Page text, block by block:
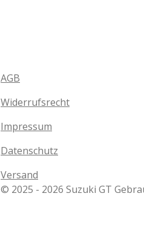
AGB
Widerrufsrecht
Impressum
Datenschutz
Versand
© 2025 - 2026 Suzuki GT